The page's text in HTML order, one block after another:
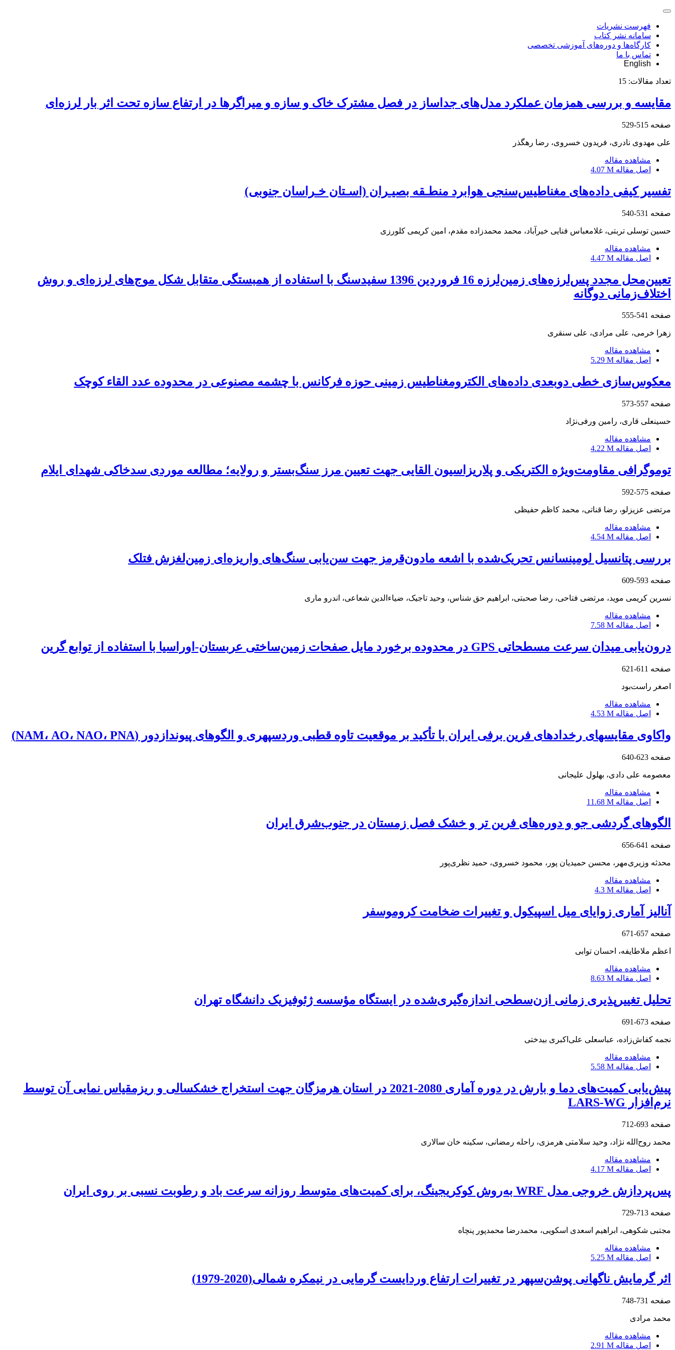
فهرست نشریات
سامانه نشر کتاب
کارگاه‌ها و دوره‌های آموزشی تخصصی
تماس با ما
English
تعداد مقالات: 15
مقایسه و بررسی همزمان عملکرد مدل‌های جداساز در فصل مشترک خاک و سازه و میراگرها در ارتفاع سازه تحت اثر بار لرزه‌ای
صفحه 515-529
علی مهدوی نادری، فریدون خسروی، رضا رهگذر
مشاهده مقاله
اصل مقاله 4.07 M
تفسیر کیفی داده‌های مغناطیس‌‌سنجی هوابرد منطـقه بصیـران (اسـتان خـراسان جنوبی)
صفحه 531-540
حسین توسلی تربتی، غلامعباس فنایی خیرآباد، محمد محمدزاده مقدم، امین کریمی کلورزی
مشاهده مقاله
اصل مقاله 4.47 M
تعیین‌محل مجدد پس‌لرزه‌های زمین‌لرزه 16 فروردین 1396 سفیدسنگ با استفاده از همبستگی متقابل شکل موج‌های لرزه‌ای و روش
اختلاف‌زمانی دوگانه
صفحه 541-555
زهرا خرمی، علی مرادی، علی سنقری
مشاهده مقاله
اصل مقاله 5.29 M
معکوس‌سازی خطی دو‌بعدی داده‌های الکترومغناطیس زمینی حوزه فرکانس با چشمه مصنوعی در محدوده عدد القاء کوچک
صفحه 557-573
حسینعلی قاری، رامین ورفی‌نژاد
مشاهده مقاله
اصل مقاله 4.22 M
توموگرافی مقاومت‌ویژه الکتریکی و پلاریزاسیون القایی جهت تعیین مرز سنگ‌بستر و رولایه؛ مطالعه موردی سدخاکی شهدای ایلام
صفحه 575-592
مرتضی عزیزلو، رضا قناتی، محمد کاظم حفیظی
مشاهده مقاله
اصل مقاله 4.54 M
بررسی پتانسیل لومینسانس تحریک‌شده با اشعه مادون‌قرمز جهت سن‌یابی سنگ‌های واریزه‌ای زمین‌لغزش فتلک
صفحه 593-609
نسرین کریمی موید، مرتضی فتاحی، رضا صحبتی، ابراهیم حق شناس، وحید تاجیک، ضیاءالدین شعاعی، اندرو ماری
مشاهده مقاله
اصل مقاله 7.58 M
درون‌یابی میدان سرعت مسطحاتی GPS در محدوده برخورد مایل صفحات زمین‌ساختی عربستان-اوراسیا با استفاده از توابع گرین
صفحه 611-621
اصغر راست‌بود
مشاهده مقاله
اصل مقاله 4.53 M
واکاوی مقایسه‎ای رخدادهای فرین برفی ایران با تأکید بر موقعیت تاوه قطبی وردسپهری و الگوهای پیوندازدور (NAM، AO، NAO، PNA)
صفحه 623-640
معصومه علی دادی، بهلول علیجانی
مشاهده مقاله
اصل مقاله 11.68 M
الگوهای گردشی جو و دوره‌های فرین تر و خشک فصل زمستان در جنوب‌شرق ایران
صفحه 641-656
محدثه وزیری‌مهر، محسن حمیدیان پور، محمود خسروی، حمید نظری‌پور
مشاهده مقاله
اصل مقاله 4.3 M
آنالیز آماری زوایا‌ی میل اسپیکول و تغییرات ضخامت کروموسفر
صفحه 657-671
اعظم ملاطایفه، احسان توابی
مشاهده مقاله
اصل مقاله 8.63 M
تحلیل تغییرپذیری زمانی ازن‌سطحی اندازه‌گیری‌شده در ایستگاه مؤسسه ژئوفیزیک دانشگاه تهران
صفحه 673-691
نجمه کفاش‌زاده، عباسعلی علی‌اکبری بیدختی
مشاهده مقاله
اصل مقاله 5.58 M
پیش‌یابی کمیت‌های دما و بارش در دوره آماری 2080-2021 در استان هرمزگان جهت استخراج خشکسالی و ریزمقیاس نمایی آن توسط
نرم‌افزار LARS-WG
صفحه 693-712
محمد روح‌الله نژاد، وحید سلامتی هرمزی، راحله رمضانی، سکینه خان سالاری
مشاهده مقاله
اصل مقاله 4.17 M
پس‌پردازش خروجی مدل WRF به‌روش کوکریجینگ، برای کمیت‌های متوسط روزانه سرعت باد و رطوبت نسبی بر روی ایران
صفحه 713-729
مجتبی شکوهی، ابراهیم اسعدی اسکویی، محمدرضا محمدپور پنچاه
مشاهده مقاله
اصل مقاله 5.25 M
اثر گرمایش ناگهانی پوشن‌سپهر در تغییرات ارتفاع وردایست گرمایی در نیمکره شمالی(2020-1979)
صفحه 731-748
محمد مرادی
مشاهده مقاله
اصل مقاله 2.91 M